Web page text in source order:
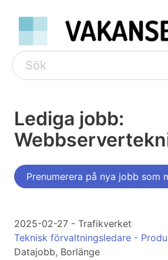
Lediga jobb:
Prenumerera på nya jobb som
2025-02-27 - Trafikverket
Teknisk förvaltningsledare -
Datajobb, Borlänge